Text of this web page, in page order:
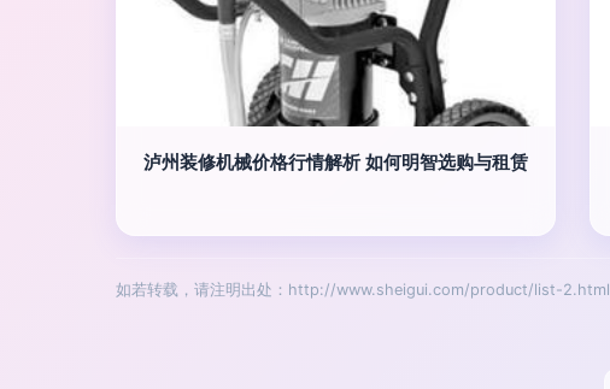
泸州装修机械价格行情解析 如何明智选购与租赁
如若转载，请注明出处：http://www.sheigui.com/product/list-2.html